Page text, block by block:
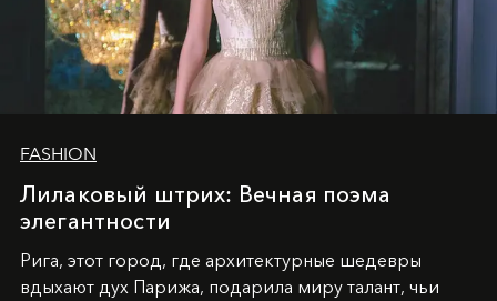
FASHION
Лилаковый штрих: Вечная поэма
элегантности
Рига, этот город, где архитектурные шедевры
вдыхают дух Парижа, подарила миру талант, чьи